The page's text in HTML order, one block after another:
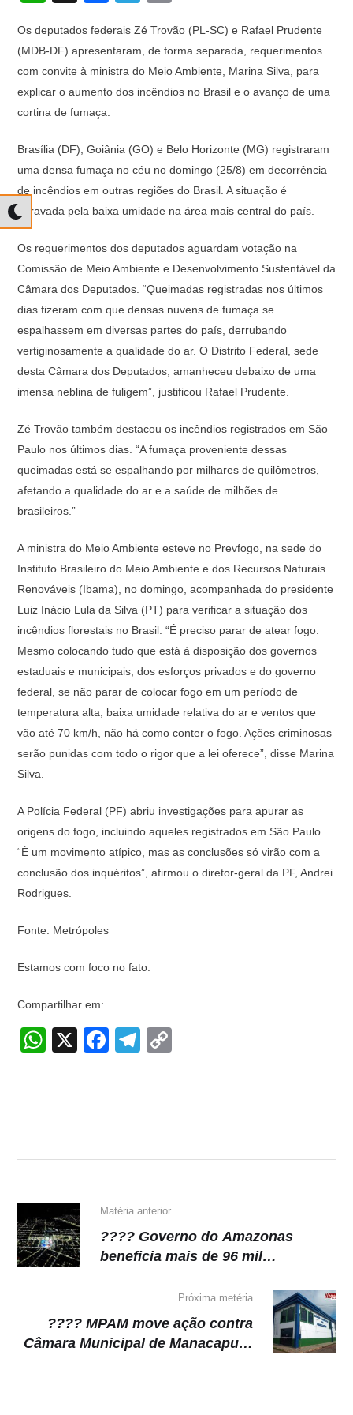
at
s
A
p
p
c
e
b
o
o
k
e
gr
a
p
y
Li
k
Os deputados federais Zé Trovão (PL-SC) e Rafael Prudente
(MDB-DF) apresentaram, de forma separada, requerimentos
com convite à ministra do Meio Ambiente, Marina Silva, para
explicar o aumento dos incêndios no Brasil e o avanço de uma
cortina de fumaça.
Brasília (DF), Goiânia (GO) e Belo Horizonte (MG) registraram
uma densa fumaça no céu no domingo (25/8) em decorrência
de incêndios em outras regiões do Brasil. A situação é
agravada pela baixa umidade na área mais central do país.
Os requerimentos dos deputados aguardam votação na
Comissão de Meio Ambiente e Desenvolvimento Sustentável da
Câmara dos Deputados. “Queimadas registradas nos últimos
dias fizeram com que densas nuvens de fumaça se
espalhassem em diversas partes do país, derrubando
vertiginosamente a qualidade do ar. O Distrito Federal, sede
desta Câmara dos Deputados, amanheceu debaixo de uma
imensa neblina de fuligem”, justificou Rafael Prudente.
Zé Trovão também destacou os incêndios registrados em São
Paulo nos últimos dias. “A fumaça proveniente dessas
queimadas está se espalhando por milhares de quilômetros,
afetando a qualidade do ar e a saúde de milhões de
brasileiros.”
A ministra do Meio Ambiente esteve no Prevfogo, na sede do
Instituto Brasileiro do Meio Ambiente e dos Recursos Naturais
Renováveis (Ibama), no domingo, acompanhada do presidente
Luiz Inácio Lula da Silva (PT) para verificar a situação dos
incêndios florestais no Brasil. “É preciso parar de atear fogo.
Mesmo colocando tudo que está à disposição dos governos
estaduais e municipais, dos esforços privados e do governo
federal, se não parar de colocar fogo em um período de
temperatura alta, baixa umidade relativa do ar e ventos que
vão até 70 km/h, não há como conter o fogo. Ações criminosas
serão punidas com todo o rigor que a lei oferece”, disse Marina
Silva.
A Polícia Federal (PF) abriu investigações para apurar as
origens do fogo, incluindo aqueles registrados em São Paulo.
“É um movimento atípico, mas as conclusões só virão com a
conclusão dos inquéritos”, afirmou o diretor-geral da PF, Andrei
Rodrigues.
Fonte: Metrópoles
Estamos com foco no fato.
Compartilhar em:
W
p
X
F
o
k
T
m n
Matéria anterior
???? Governo do Amazonas
beneficia mais de 96 mil
implantação de iluminação pública
de LED
Próxima metéria
???? MPAM move ação contra
Câmara Municipal de Manacapuru